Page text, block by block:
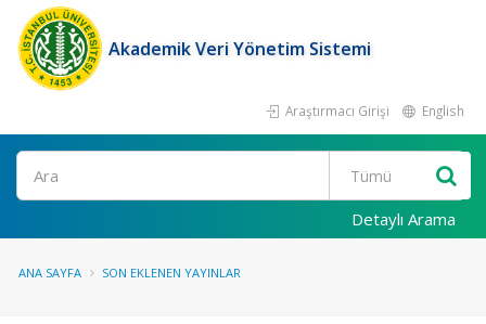
Akademik Veri Yönetim Sistemi
Araştırmacı Girişi English
Ara
Detaylı Arama
ANA SAYFA SON EKLENEN YAYINLAR